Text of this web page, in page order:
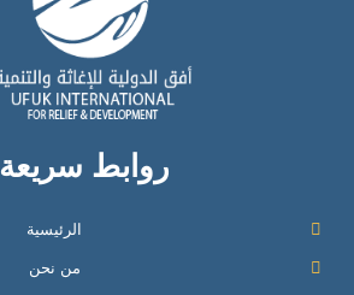
روابط سريعة
الرئيسية
من نحن